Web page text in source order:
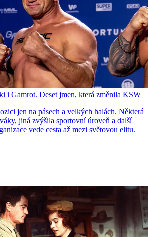
i Gamrot. Deset jmen, která změnila KSW
jen na pásech a velkých halách. Některá
jiná zvýšila sportovní úroveň a další
vede cesta až mezi světovou elitu.